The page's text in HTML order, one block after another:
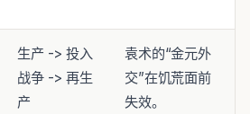
生产 -> 投入
战争 -> 再生
产
袁术的“金元外
交”在饥荒面前
失效。